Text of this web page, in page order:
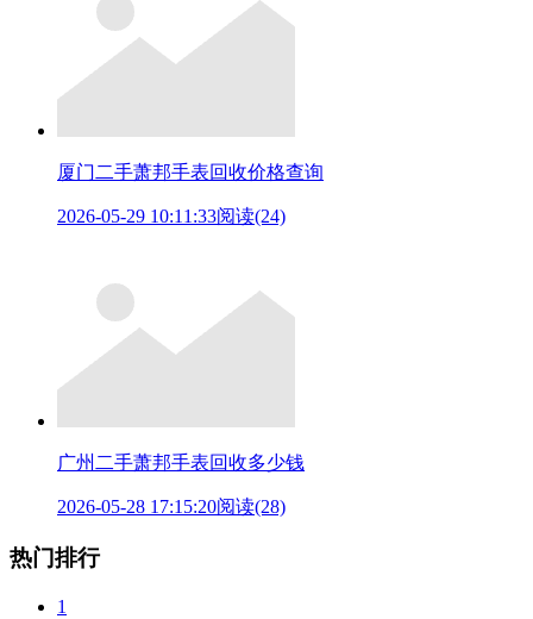
厦门二手萧邦手表回收价格查询
2026-05-29 10:11:33阅读(24)
广州二手萧邦手表回收多少钱
2026-05-28 17:15:20阅读(28)
热门排行
1